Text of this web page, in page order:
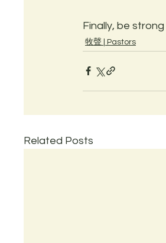
Finally, be
牧聲 | Pastors
Related Posts